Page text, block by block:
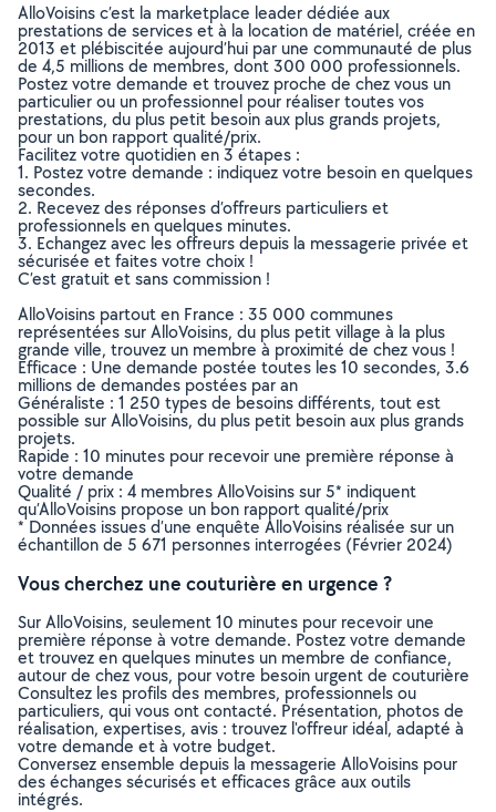
AlloVoisins c’est la marketplace leader dédiée aux
prestations de services et à la location de matériel, créée en
2013 et plébiscitée aujourd’hui par une communauté de plus
de 4,5 millions de membres, dont 300 000 professionnels.
Postez votre demande et trouvez proche de chez vous un
particulier ou un professionnel pour réaliser toutes vos
prestations, du plus petit besoin aux plus grands projets,
pour un bon rapport qualité/prix.
Facilitez votre quotidien en 3 étapes :
1. Postez votre demande : indiquez votre besoin en quelques
secondes.
2. Recevez des réponses d’offreurs particuliers et
professionnels en quelques minutes.
3. Echangez avec les offreurs depuis la messagerie privée et
sécurisée et faites votre choix !
C’est gratuit et sans commission !
AlloVoisins partout en France : 35 000 communes
représentées sur AlloVoisins, du plus petit village à la plus
grande ville, trouvez un membre à proximité de chez vous !
Efficace : Une demande postée toutes les 10 secondes, 3.6
millions de demandes postées par an
Généraliste : 1 250 types de besoins différents, tout est
possible sur AlloVoisins, du plus petit besoin aux plus grands
projets.
Rapide : 10 minutes pour recevoir une première réponse à
votre demande
Qualité / prix : 4 membres AlloVoisins sur 5* indiquent
qu’AlloVoisins propose un bon rapport qualité/prix
* Données issues d’une enquête AlloVoisins réalisée sur un
échantillon de 5 671 personnes interrogées (Février 2024)
Vous cherchez une couturière en urgence ?
Sur AlloVoisins, seulement 10 minutes pour recevoir une
première réponse à votre demande. Postez votre demande
et trouvez en quelques minutes un membre de confiance,
autour de chez vous, pour votre besoin urgent de couturière
Consultez les profils des membres, professionnels ou
particuliers, qui vous ont contacté. Présentation, photos de
réalisation, expertises, avis : trouvez l'offreur idéal, adapté à
votre demande et à votre budget.
Conversez ensemble depuis la messagerie AlloVoisins pour
des échanges sécurisés et efficaces grâce aux outils
intégrés.